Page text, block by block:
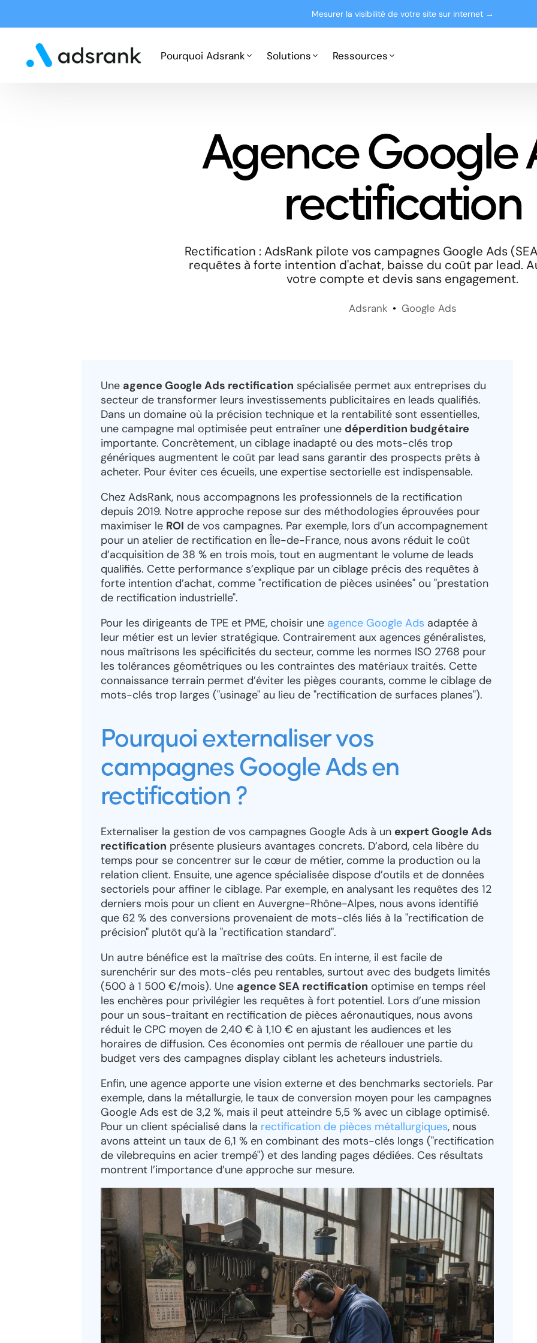
Mesurer la visibilité de votre site sur internet →
Pourquoi Adsrank
Expertises
Cas clients
Solutions
Microsoft Advertising
Ressources
Presse
Le blog
Agence Google
rectification
Rectification : AdsRank pilote vos campagnes Google Ads
requêtes à forte intention d'achat, baisse du coût par lead.
votre compte et devis sans engagement.
Adsrank Google Ads
Une agence Google Ads rectification spécialisée permet aux entreprises du
secteur de transformer leurs investissements publicitaires en leads qualifiés.
Dans un domaine où la précision technique et la rentabilité sont essentielles,
une campagne mal optimisée peut entraîner une déperdition budgétaire
importante. Concrètement, un ciblage inadapté ou des mots-clés trop
génériques augmentent le coût par lead sans garantir des prospects prêts à
acheter. Pour éviter ces écueils, une expertise sectorielle est indispensable.
Chez AdsRank, nous accompagnons les professionnels de la rectification
depuis 2019. Notre approche repose sur des méthodologies éprouvées pour
maximiser le ROI de vos campagnes. Par exemple, lors d’un accompagnement
pour un atelier de rectification en Île-de-France, nous avons réduit le coût
d’acquisition de 38 % en trois mois, tout en augmentant le volume de leads
qualifiés. Cette performance s’explique par un ciblage précis des requêtes à
forte intention d’achat, comme "rectification de pièces usinées" ou "prestation
de rectification industrielle".
Pour les dirigeants de TPE et PME, choisir une agence Google Ads adaptée à
leur métier est un levier stratégique. Contrairement aux agences généralistes,
nous maîtrisons les spécificités du secteur, comme les normes ISO 2768 pour
les tolérances géométriques ou les contraintes des matériaux traités. Cette
connaissance terrain permet d’éviter les pièges courants, comme le ciblage de
mots-clés trop larges ("usinage" au lieu de "rectification de surfaces planes").
Pourquoi externaliser vos
campagnes Google Ads en
rectification ?
Externaliser la gestion de vos campagnes Google Ads à un expert Google Ads
rectification présente plusieurs avantages concrets. D’abord, cela libère du
temps pour se concentrer sur le cœur de métier, comme la production ou la
relation client. Ensuite, une agence spécialisée dispose d’outils et de données
sectoriels pour affiner le ciblage. Par exemple, en analysant les requêtes des 12
derniers mois pour un client en Auvergne-Rhône-Alpes, nous avons identifié
que 62 % des conversions provenaient de mots-clés liés à la "rectification de
précision" plutôt qu’à la "rectification standard".
Un autre bénéfice est la maîtrise des coûts. En interne, il est facile de
surenchérir sur des mots-clés peu rentables, surtout avec des budgets limités
(500 à 1 500 €/mois). Une agence SEA rectification optimise en temps réel
les enchères pour privilégier les requêtes à fort potentiel. Lors d’une mission
pour un sous-traitant en rectification de pièces aéronautiques, nous avons
réduit le CPC moyen de 2,40 € à 1,10 € en ajustant les audiences et les
horaires de diffusion. Ces économies ont permis de réallouer une partie du
budget vers des campagnes display ciblant les acheteurs industriels.
Enfin, une agence apporte une vision externe et des benchmarks sectoriels. Par
exemple, dans la métallurgie, le taux de conversion moyen pour les campagnes
Google Ads est de 3,2 %, mais il peut atteindre 5,5 % avec un ciblage optimisé.
Pour un client spécialisé dans la rectification de pièces métallurgiques, nous
avons atteint un taux de 6,1 % en combinant des mots-clés longs ("rectification
de vilebrequins en acier trempé") et des landing pages dédiées. Ces résultats
montrent l’importance d’une approche sur mesure.